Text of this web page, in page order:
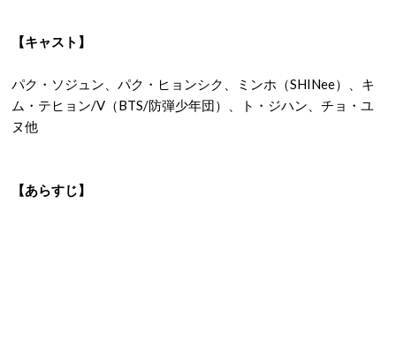
【キャスト】
パク・ソジュン、パク・ヒョンシク、ミンホ（SHINee）、キ
ム・テヒョン/V（BTS/防弾少年団）、ト・ジハン、チョ・ユ
ヌ他
【あらすじ】